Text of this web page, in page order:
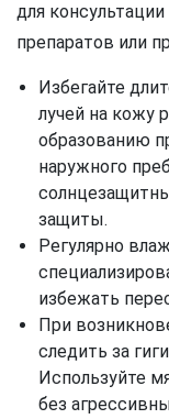
для
препаратов или
Избегайте
лучей на кожу
образованию
наружного
защиты.
Регулярно
избежать
При
следить за
Используйте
без